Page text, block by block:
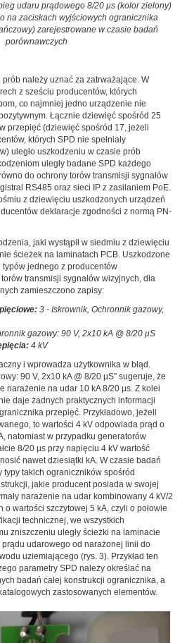
udaru prądowego 8/20 µs (kolor zielony)
na zaciskach wyjściowych ogranicznika
zarejestrowane w czasie badań
porównawczych
należy uznać za zatrważające. W
z sześciu producentów, których
co najmniej jedno urządzenie nie
Łącznie dziewięć spośród 25
przepięć (dziewięć spośród 17, jeżeli
których SPD nie spełniały
uległo uszkodzeniu w czasie prób
uległy badane SPD każdego
do ochrony torów transmisji sygnałów
RS485 oraz sieci IP z zasilaniem PoE.
z dziewięciu uszkodzonych urządzeń
deklaracje zgodności z normą PN-
jaki wystąpił w siedmiu z dziewięciu
ścieżek na laminatach PCB. Uszkodzone
typów jednego z producentów
transmisji sygnałów wizyjnych, dla
zamieszczono zapisy:
3 - Iskrownik, Ochronnik gazowy,
gazowy: 90 V, 2x10 kA @ 8/20 µS
4 kV
i wprowadza użytkownika w błąd.
90 V, 2x10 kA @ 8/20 µS” sugeruje, że
narażenie na udar 10 kA 8/20 µs. Z kolei
daje żadnych praktycznych informacji
przepięć. Przykładowo, jeżeli
to wartości 4 kV odpowiada prąd o
natomiast w przypadku generatorów
8/20 µs przy napięciu 4 kV wartość
nawet dziesiątki kA. W czasie badań
typy takich ograniczników spośród
jakie producent posiada w swojej
narażenie na udar kombinowany 4 kV/2
o wartości szczytowej 5 kA, czyli o połowie
technicznej, we wszystkich
zniszczeniu uległy ścieżki na laminacie
prądu udarowego od narażonej linii do
uziemiającego (rys. 3). Przykład ten
parametry SPD należy określać na
badań całej konstrukcji ogranicznika, a
zastosowanych elementów.